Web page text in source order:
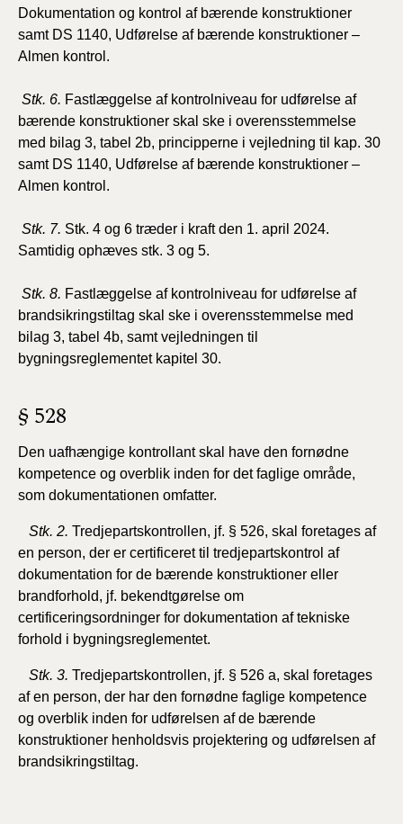
Dokumentation og kontrol af bærende konstruktioner
samt DS 1140, Udførelse af bærende konstruktioner –
Almen kontrol.
Stk. 6. Fastlæggelse af kontrolniveau for udførelse af
bærende konstruktioner skal ske i overensstemmelse
med bilag 3, tabel 2b, principperne i vejledning til kap. 30
samt DS 1140, Udførelse af bærende konstruktioner –
Almen kontrol.
Stk. 7. Stk. 4 og 6 træder i kraft den 1. april 2024.
Samtidig ophæves stk. 3 og 5.
Stk. 8. Fastlæggelse af kontrolniveau for udførelse af
brandsikringstiltag skal ske i overensstemmelse med
bilag 3, tabel 4b, samt vejledningen til
bygningsreglementet kapitel 30.
§ 528
Den uafhængige kontrollant skal have den fornødne
kompetence og overblik inden for det faglige område,
som dokumentationen omfatter.
Stk. 2. Tredjepartskontrollen, jf. § 526, skal foretages af
en person, der er certificeret til tredjepartskontrol af
dokumentation for de bærende konstruktioner eller
brandforhold, jf. bekendtgørelse om
certificeringsordninger for dokumentation af tekniske
forhold i bygningsreglementet.
Stk. 3. Tredjepartskontrollen, jf. § 526 a, skal foretages
af en person, der har den fornødne faglige kompetence
og overblik inden for udførelsen af de bærende
konstruktioner henholdsvis projektering og udførelsen af
brandsikringstiltag.